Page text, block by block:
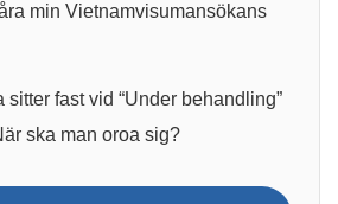
min Vietnamvisumansökans
sitter fast vid “Under behandling”
ska man oroa sig?